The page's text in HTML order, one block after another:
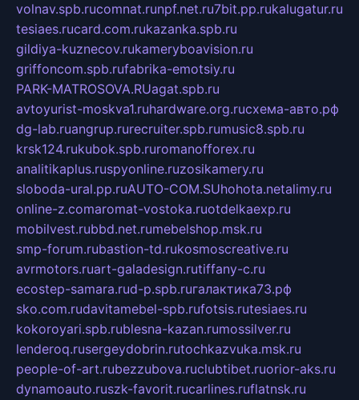
volnav.spb.rucomnat.runpf.net.ru7bit.pp.rukalugatur.ru
tesiaes.rucard.com.rukazanka.spb.ru
gildiya-kuznecov.rukameryboavision.ru
griffoncom.spb.rufabrika-emotsiy.ru
PARK-MATROSOVA.RUagat.spb.ru
avtoyurist-moskva1.ruhardware.org.ruсхема-авто.рф
dg-lab.ruangrup.rurecruiter.spb.rumusic8.spb.ru
krsk124.rukubok.spb.ruromanofforex.ru
analitikaplus.ruspyonline.ruzosikamery.ru
sloboda-ural.pp.ruAUTO-COM.SUhohota.netalimy.ru
online-z.comaromat-vostoka.ruotdelkaexp.ru
mobilvest.rubbd.net.rumebelshop.msk.ru
smp-forum.rubastion-td.rukosmoscreative.ru
avrmotors.ruart-galadesign.rutiffany-c.ru
ecostep-samara.rud-p.spb.ruгалактика73.рф
sko.com.rudavitamebel-spb.rufotsis.rutesiaes.ru
kokoroyari.spb.rublesna-kazan.rumossilver.ru
lenderoq.rusergeydobrin.rutochkazvuka.msk.ru
people-of-art.rubezzubova.ruclubtibet.ruorior-aks.ru
dynamoauto.ruszk-favorit.rucarlines.ruflatnsk.ru